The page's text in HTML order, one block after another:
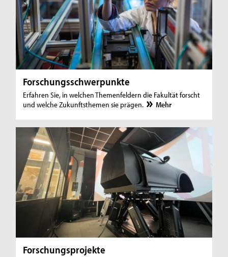
Forschungsschwerpunkte
Erfahren Sie, in welchen Themenfeldern die Fakultät forscht
und welche Zukunftsthemen sie prägen.
Mehr
Forschungsprojekte